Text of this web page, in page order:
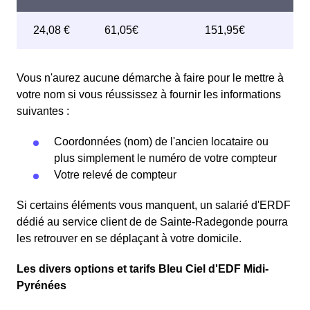
Vous n'aurez aucune démarche à faire pour le mettre à
votre nom si vous réussissez à fournir les informations
suivantes :
Coordonnées (nom) de l'ancien locataire ou
plus simplement le numéro de votre compteur
Votre relevé de compteur
Si certains éléments vous manquent, un salarié d'ERDF
dédié au service client de de Sainte-Radegonde pourra
les retrouver en se déplaçant à votre domicile.
Les divers options et tarifs Bleu Ciel d'EDF Midi-
Pyrénées